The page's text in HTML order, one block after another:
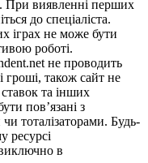
При виявленні перших
до спеціаліста.
іграх не може бути
роботі.
не проводить
гроші, також сайт не
та інших
пов’язані з
тоталізаторами. Будь-
ресурсі
в